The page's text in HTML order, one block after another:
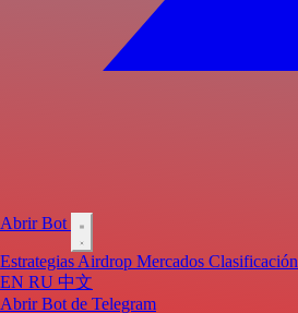
Abrir Bot
Estrategias Airdrop Mercados Clasificación
EN RU 中文
Abrir Bot de Telegram